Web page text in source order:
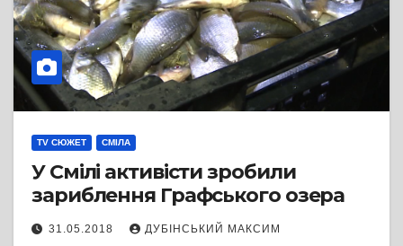
TV СЮЖЕТ СМІЛА
У Смілі активісти зробили
зариблення Графського озера
31.05.2018 ДУБІНСЬКИЙ МАКСИМ